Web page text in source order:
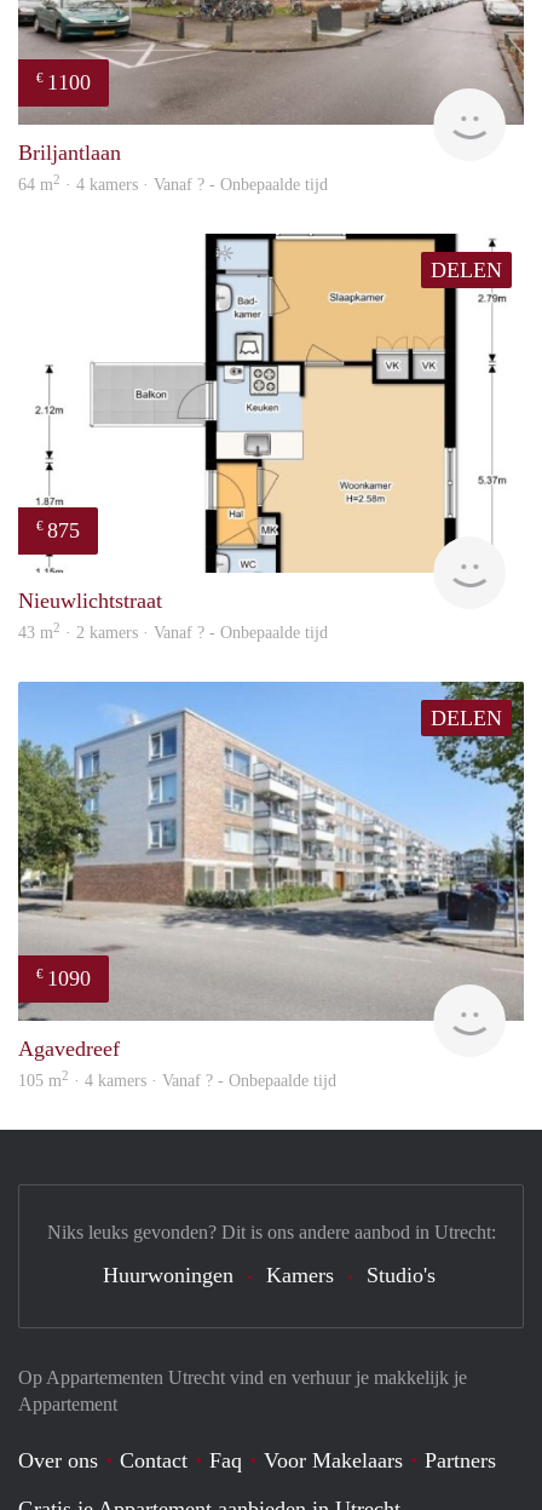
€ 1100
Briljantlaan
64 m2 · 4 kamers · Vanaf ? - Onbepaalde tijd
DELEN
€ 875
Nieuwlichtstraat
43 m2 · 2 kamers · Vanaf ? - Onbepaalde tijd
DELEN
€ 1090
Agavedreef
105 m2 · 4 kamers · Vanaf ? - Onbepaalde tijd
Op Appartementen Utrecht vind en verhuur je makkelijk je
Appartement
Over ons Contact Faq Voor Makelaars
Partners
Niks leuks gevonden? Dit is ons andere aanbod in Utrecht:
Huurwoningen Kamers Studio's